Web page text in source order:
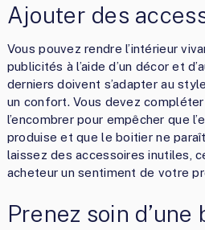
Ajouter des
Vous pouvez rendre l’intérieur
publicités à l’aide d’un décor et
derniers doivent s’adapter au
un confort. Vous devez
l’encombrer pour empêcher que
produise et que le boitier ne
laissez des accessoires inutiles,
acheteur un sentiment de votre
Prenez soin d’une